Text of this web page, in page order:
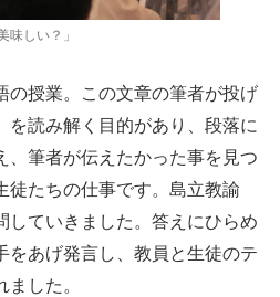
味しい？」
の授業。この文章の筆者が投げ
を読み解く目的があり、段落に
、筆者が伝えたかった事を見つ
徒たちの仕事です。島立教諭
していきました。答えにひらめ
をあげ発言し、教員と生徒のテ
した。